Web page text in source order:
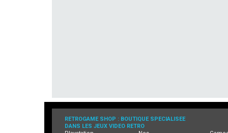
RETROGAME SHOP : BOUTIQUE SPECIALISEE
DANS LES JEUX VIDEO RETRO